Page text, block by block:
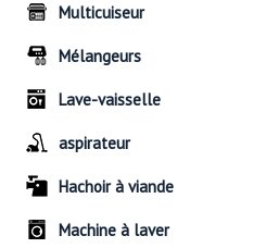
Multicuiseur
Mélangeurs
Lave-vaisselle
aspirateur
Hachoir à viande
Machine à laver